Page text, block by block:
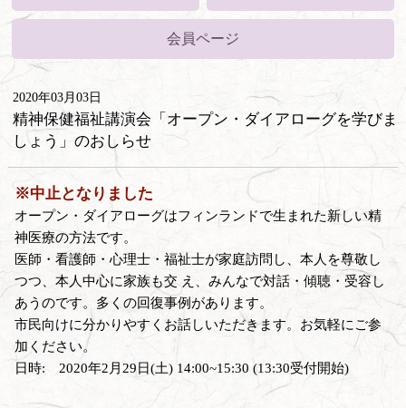
会員ページ
2020年03月03日
精神保健福祉講演会「オープン・ダイアローグを学びま
しょう」のおしらせ
※中止となりました
オープン・ダイアローグはフィンランドで生まれた新しい精
神医療の方法です。
医師・看護師・心理士・福祉士が家庭訪問し、本人を尊敬し
つつ、本人中心に家族も交 え、みんなで対話・傾聴・受容し
あうのです。多くの回復事例があります。
市民向けに分かりやすくお話しいただきます。お気軽にご参
加ください。
日時: 2020年2月29日(土) 14:00~15:30 (13:30受付開始)